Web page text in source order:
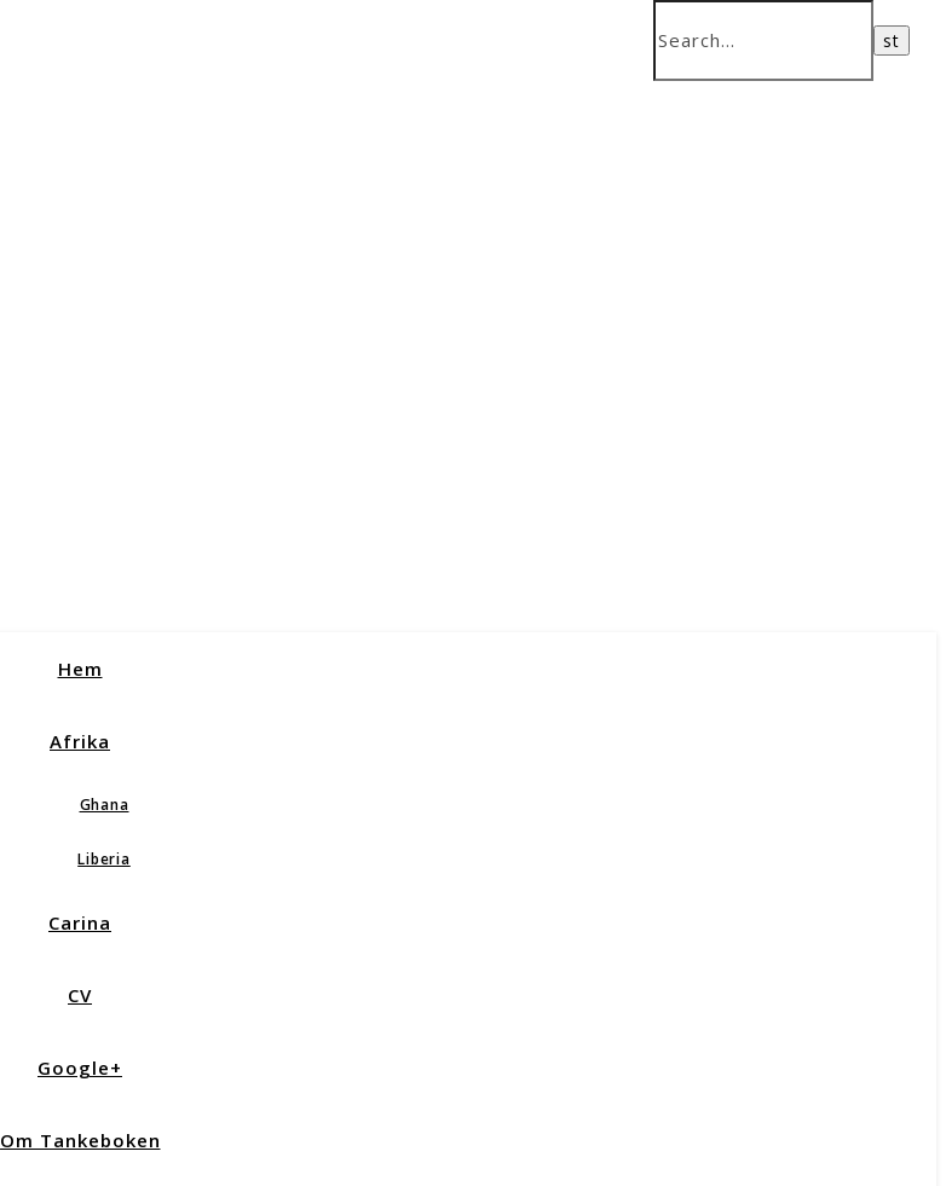
Hem
Afrika
Ghana
Liberia
Carina
CV
Google+
Om Tankeboken